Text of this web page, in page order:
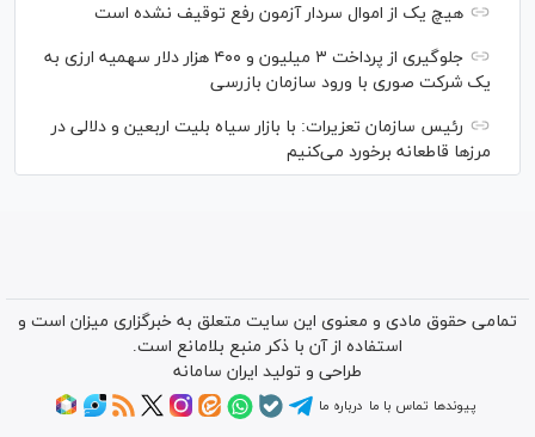
هیچ یک از اموال سردار آزمون رفع توقیف نشده است
جلوگیری از پرداخت ۳ میلیون و ۴۰۰ هزار دلار سهمیه ارزی به
یک شرکت صوری با ورود سازمان بازرسی
رئیس سازمان تعزیرات: با بازار سیاه بلیت اربعین و دلالی در
مرز‌ها قاطعانه برخورد می‌کنیم
تمامی حقوق مادی و معنوی این سایت متعلق به خبرگزاری میزان است و
استفاده از آن با ذکر منبع بلامانع است.
طراحی و تولید ایران سامانه
پیوندها تماس با ما درباره ما